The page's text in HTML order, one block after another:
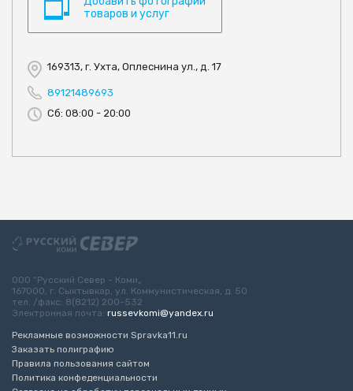
товаров и услуг
169313, г. Ухта, Оплеснина ул., д. 17
89121489693
Сб: 08:00 - 20:00
ООО “Русский Север - Коми„
167000, г. Сыктывкар, ул. Коммунистическая, д. 50
тел. /факс: 8(8212) 200-532
Электронная почта: russevkomi@yandex.ru
Рекламные возможности Spravka11.ru
Заказать полиграфию
Правила пользования сайтом
Политика конфеденциальности